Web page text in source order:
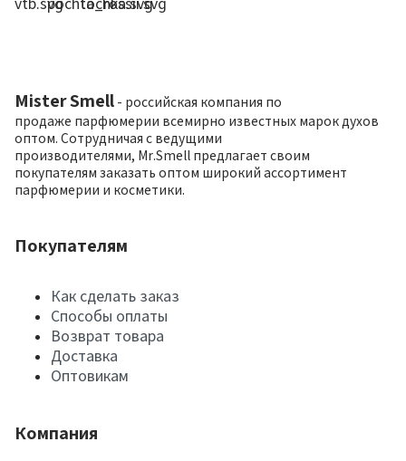
Mister Smell - российская компания по
продаже парфюмерии всемирно известных марок духов
оптом. Сотрудничая с ведущими
производителями, Mr.Smell предлагает своим
покупателям заказать оптом широкий ассортимент
парфюмерии и косметики.
Покупателям
Как сделать заказ
Способы оплаты
Возврат товара
Доставка
Оптовикам
Компания